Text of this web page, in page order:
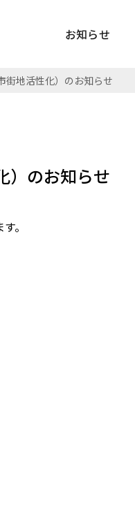
お知らせ
街地活性化）のお知らせ
）のお知らせ
。